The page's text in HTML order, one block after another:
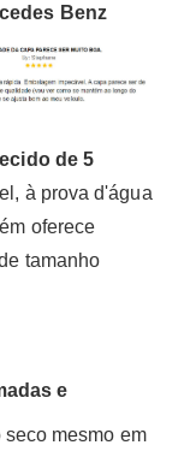
Benz
de 5
à prova d'água
oferece
tamanho
e
seco mesmo em